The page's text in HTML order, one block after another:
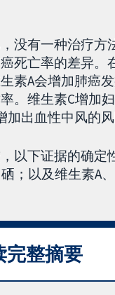
没有一种治疗方
死亡率的差异。
素A会增加肺癌
。维生素C增加
加出血性中风的风
以下证据的确定
；以及维生素A
完整摘要